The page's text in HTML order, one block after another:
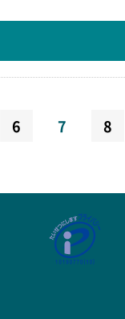
6 7 8